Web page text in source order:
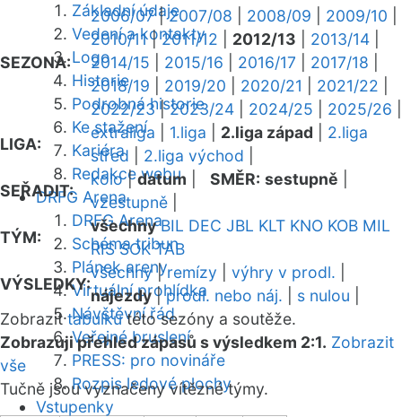
Základní údaje
Vedení a kontakty
Logo
Historie
Podrobná historie
Ke stažení
Kariéra
Redakce webu
DRFG Arena
DRFG Arena
Schéma tribun
Plánek areny
Virtuální prohlídka
Návštěvní řád
Veřejné bruslení
PRESS: pro novináře
Rozpis ledové plochy
Vstupenky
SEZONA:
2006/07|2007/08 2008/09 2009/10
2010/11|2011/12 2012/13 2013/14
2014/15
2015/16 2016/17 2017/18
2018/19
2019/20 2020/21 2021/22
2022/23|2023/24 2024/25 2025/26
LIGA:
extraliga 1.liga 2.liga západ
2.liga
střed
2.liga východ
SEŘADIT:
kolo|datum SMĚR: sestupně
vzestupně
TÝM:
všechny BIL DEC JBL KLT KNO KOB MIL
RIS SOK TAB
VÝSLEDKY:
všechny|remízy výhry v prodl.
nájezdy|prodl. nebo náj. s nulou
Zobrazittabulkutéto sezóny a soutěže.
Zobrazuji přehled zápasů s výsledkem 2:1. Zobrazit
vše
Tučně jsou vyznačeny vítězné týmy.